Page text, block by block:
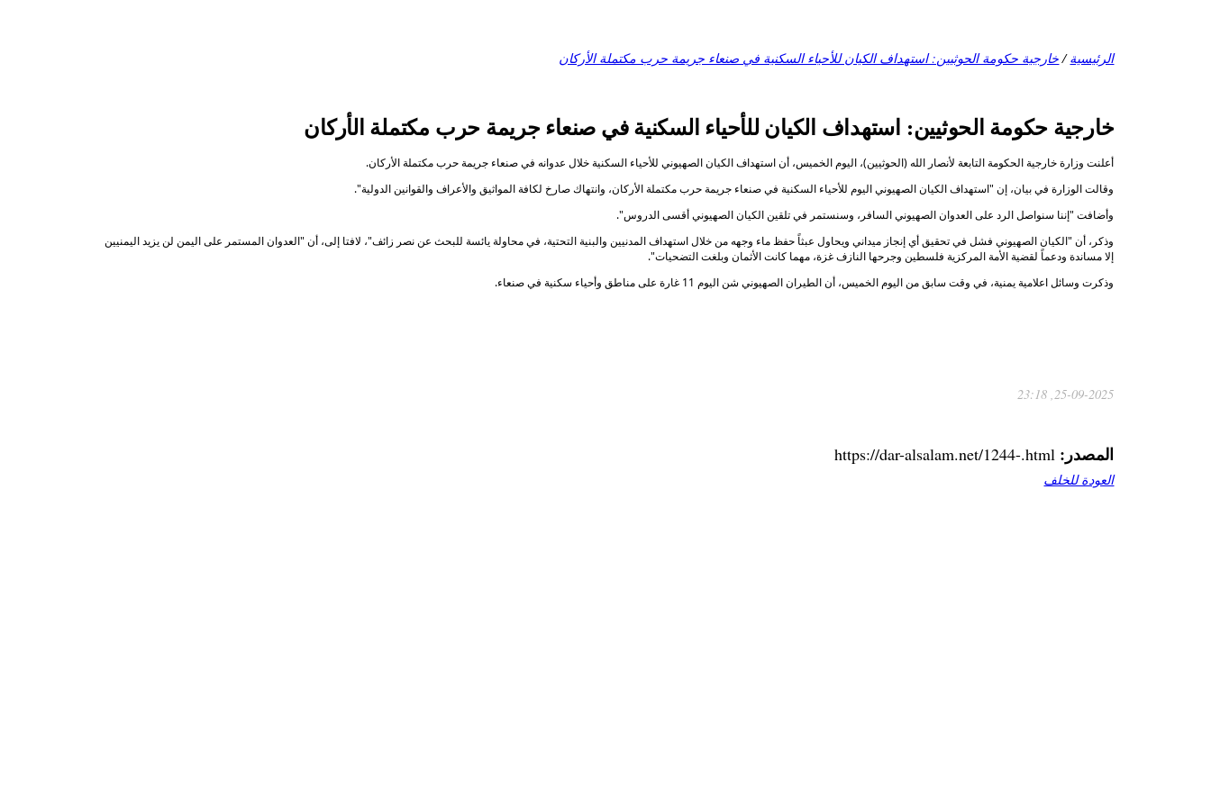
الرئيسية/خارجية حكومة الحوثيين: استهداف الكيان للأحياء السكنية في صنعاء جريمة حرب مكتملة الأركان
خارجية حكومة الحوثيين: استهداف الكيان للأحياء السكنية في صنعاء جريمة حرب مكتملة الأركان
أعلنت وزارة خارجية الحكومة التابعة لأنصار الله (الحوثيين)، اليوم الخميس، أن استهداف الكيان الصهيوني للأحياء السكنية خلال عدوانه في صنعاء جريمة حرب مكتملة الأركان.
وقالت الوزارة في بيان، إن "استهداف الكيان الصهيوني اليوم للأحياء السكنية في صنعاء جريمة حرب مكتملة الأركان، وانتهاك صارخ لكافة المواثيق والأعراف والقوانين الدولية".
وأضافت "إننا سنواصل الرد على العدوان الصهيوني السافر، وسنستمر في تلقين الكيان الصهيوني أقسى الدروس".
وذكر، أن "الكيان الصهيوني فشل في تحقيق أي إنجاز ميداني ويحاول عبثاً حفظ ماء وجهه من خلال استهداف المدنيين والبنية التحتية، في محاولة يائسة للبحث عن نصر زائف"، لافتا إلى، أن "العدوان المستمر على اليمن لن يزيد اليمنيين
إلا مساندة ودعماً لقضية الأمة المركزية فلسطين وجرحها النازف غزة، مهما كانت الأثمان وبلغت التضحيات".
وذكرت وسائل اعلامية يمنية، في وقت سابق من اليوم الخميس، أن الطيران الصهيوني شن اليوم 11 غارة على مناطق وأحياء سكنية في صنعاء.
25-09-2025, 23:18
المصدر:
العودة للخلف